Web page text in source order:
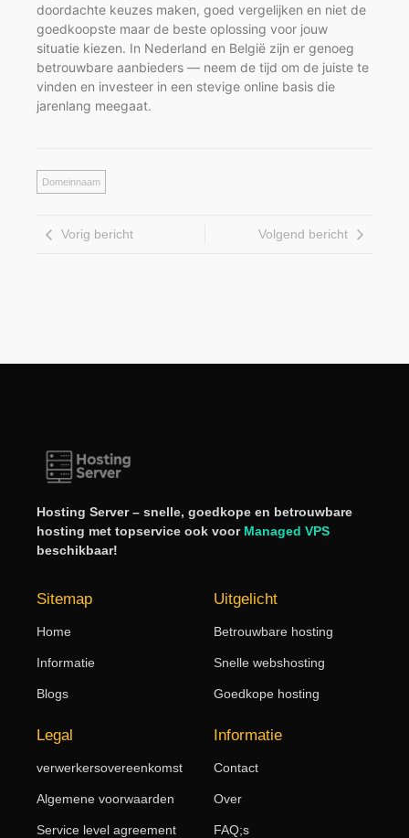
doordachte keuzes maken, goed vergelijken en niet de
goedkoopste maar de beste oplossing voor jouw
situatie kiezen. In Nederland en België zijn er genoeg
betrouwbare aanbieders — neem de tijd om de juiste te
vinden en investeer in een stevige online basis die
jarenlang meegaat.
Domeinnaam
Vorig bericht Volgend bericht
Hosting Server – snelle, goedkope en betrouwbare
hosting met topservice ook voor Managed VPS
beschikbaar!
Sitemap
Home
Informatie
Blogs
Uitgelicht
Betrouwbare hosting
Snelle webshosting
Goedkope hosting
Legal
verwerkersovereenkomst
Algemene voorwaarden
Service level agreement
Informatie
Contact
Over
FAQ;s